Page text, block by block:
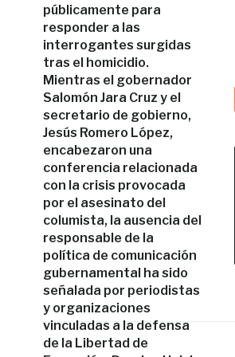
públicamente para
responder a las
interrogantes surgidas
tras el homicidio.
Mientras el gobernador
Salomón Jara Cruz y el
secretario de gobierno,
Jesús Romero López,
encabezaron una
conferencia relacionada
con la crisis provocada
por el asesinato del
columista, la ausencia del
responsable de la
política de comunicación
gubernamental ha sido
señalada por periodistas
y organizaciones
vinculadas a la defensa
de la Libertad de